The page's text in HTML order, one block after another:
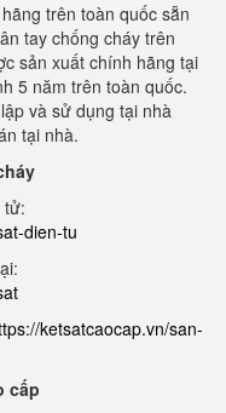
trên toàn quốc sẵn
tay chống cháy trên
sản xuất chính hãng tại
5 năm trên toàn quốc.
và sử dụng tại nhà
tại nhà.
tử:
dien-tu
ketsatcaocap.vn/san-
cấp